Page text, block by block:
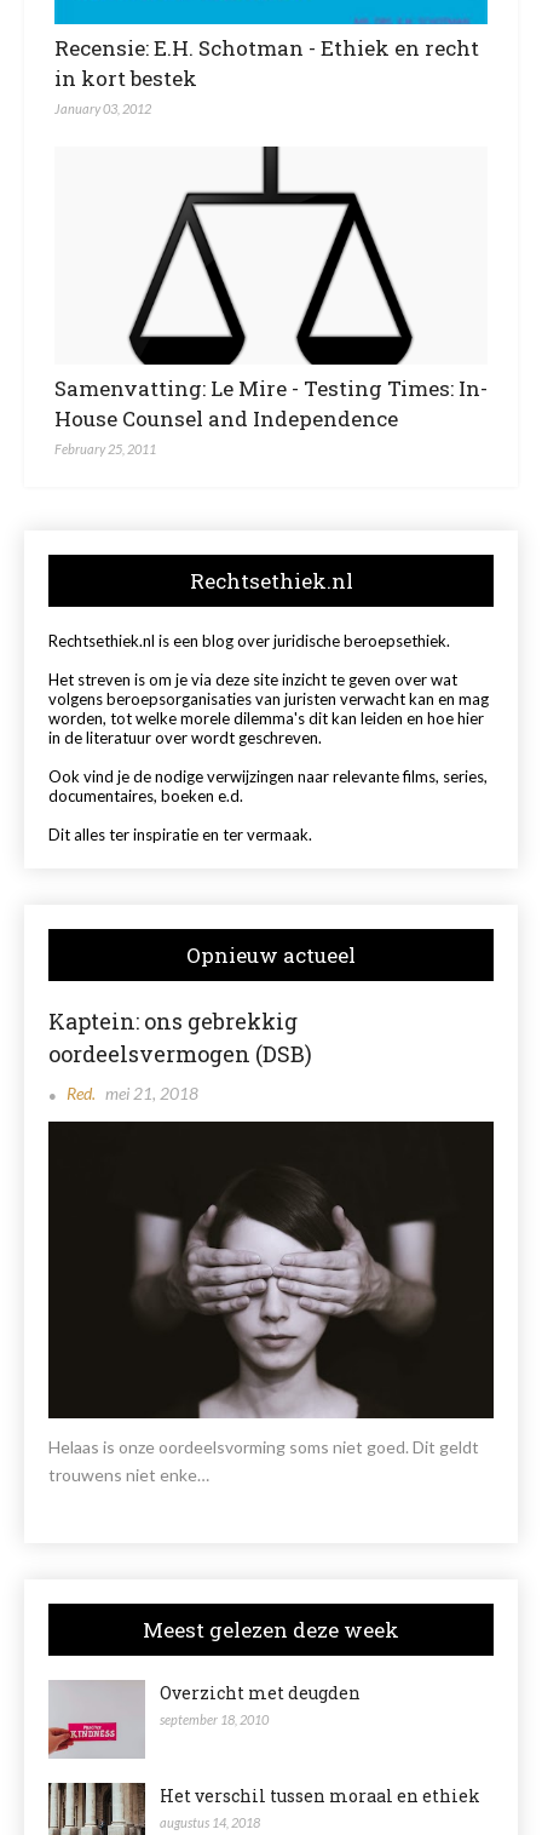
Recensie: E.H. Schotman - Ethiek en recht
in kort bestek
January 03, 2012
Samenvatting: Le Mire - Testing Times: In-
House Counsel and Independence
February 25, 2011
Rechtsethiek.nl
Rechtsethiek.nl is een blog over juridische beroepsethiek.
Het streven is om je via deze site inzicht te geven over wat
volgens beroepsorganisaties van juristen verwacht kan en mag
worden, tot welke morele dilemma's dit kan leiden en hoe hier
in de literatuur over wordt geschreven.
Ook vind je de nodige verwijzingen naar relevante films, series,
documentaires, boeken e.d.
Dit alles ter inspiratie en ter vermaak.
Opnieuw actueel
Kaptein: ons gebrekkig
oordeelsvermogen (DSB)
Red. mei 21, 2018
Helaas is onze oordeelsvorming soms niet goed. Dit geldt
trouwens niet enke…
Meest gelezen deze week
Overzicht met deugden
september 18, 2010
Het verschil tussen moraal en ethiek
augustus 14, 2018